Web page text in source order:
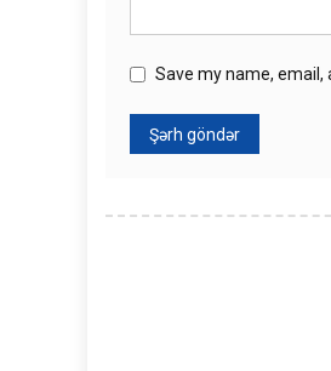
Save my name,